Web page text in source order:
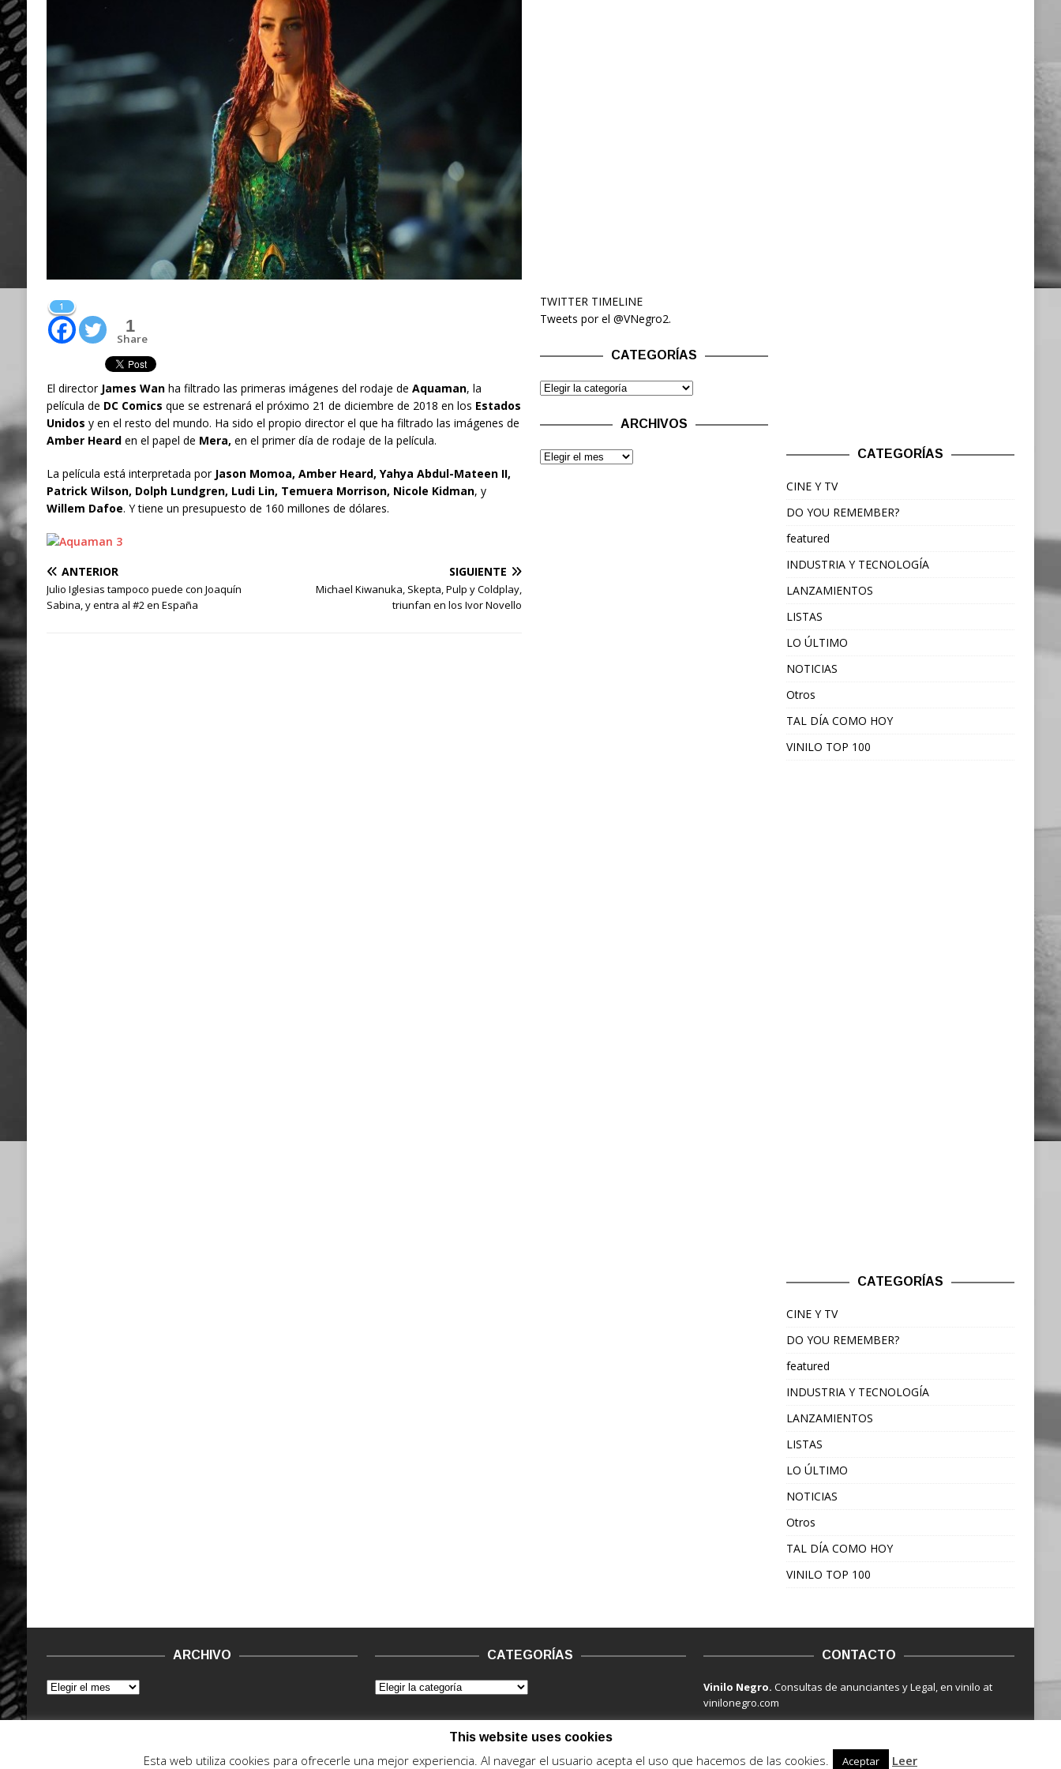
1
1
Share
El director James Wanha filtrado las primeras imágenes del rodaje de Aquaman, la
película de DC Comics que se estrenará el próximo 21 de diciembre de 2018 en los Estados
Unidos y en el resto del mundo. Ha sido el propio director el que ha filtrado las imágenes de
Amber Hearden el papel de Mera, en el primer día de rodaje de la película.
La película está interpretada por Jason Momoa, Amber Heard, Yahya Abdul-Mateen II,
Patrick Wilson, Dolph Lundgren, Ludi Lin, Temuera Morrison, Nicole Kidman, y
Willem Dafoe. Y tiene un presupuesto de 160 millones de dólares.
ANTERIOR
Julio Iglesias tampoco puede con Joaquín
Sabina, y entra al #2 en España
SIGUIENTE
Michael Kiwanuka, Skepta, Pulp y Coldplay,
triunfan en los Ivor Novello
TWITTER TIMELINE
Tweets por el @VNegro2.
CATEGORÍAS
ARCHIVOS
CATEGORÍAS
CINE Y TV
DO YOU REMEMBER?
featured
INDUSTRIA Y TECNOLOGÍA
LANZAMIENTOS
LISTAS
LO ÚLTIMO
NOTICIAS
Otros
TAL DÍA COMO HOY
VINILO TOP 100
CATEGORÍAS
CINE Y TV
DO YOU REMEMBER?
featured
INDUSTRIA Y TECNOLOGÍA
LANZAMIENTOS
LISTAS
LO ÚLTIMO
NOTICIAS
Otros
TAL DÍA COMO HOY
VINILO TOP 100
ARCHIVO CATEGORÍAS CONTACTO
Vinilo Negro.Consultas de anunciantes y Legal, en vinilo at
vinilonegro.com
This website uses cookies
Esta web utiliza cookies para ofrecerle una mejor experiencia. Al navegar el usuario acepta el uso que hacemos de las cookies. Aceptar Leer